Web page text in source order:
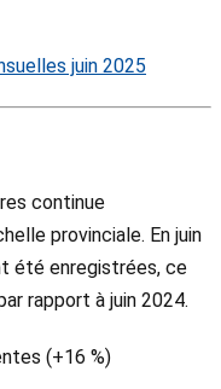
juin 2025
continue
provinciale. En juin
été enregistrées, ce
rapport à juin 2024.
(+16 %)